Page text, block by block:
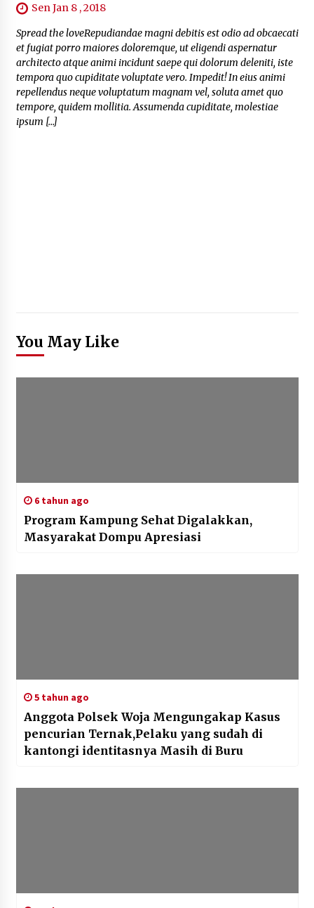
Sen Jan 8 , 2018
Spread the loveRepudiandae magni debitis est odio ad obcaecati
et fugiat porro maiores doloremque, ut eligendi aspernatur
architecto atque animi incidunt saepe qui dolorum deleniti, iste
tempora quo cupiditate voluptate vero. Impedit! In eius animi
repellendus neque voluptatum magnam vel, soluta amet quo
tempore, quidem mollitia. Assumenda cupiditate, molestiae
ipsum […]
You May Like
6 tahun ago
Program Kampung Sehat Digalakkan,
Masyarakat Dompu Apresiasi
5 tahun ago
Anggota Polsek Woja Mengungakap Kasus
pencurian Ternak,Pelaku yang sudah di
kantongi identitasnya Masih di Buru